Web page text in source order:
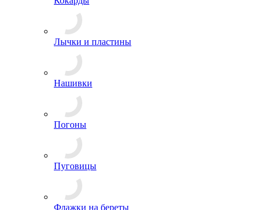
Зажимы для галстуков
Кокарды
Лычки и пластины
Нашивки
Погоны